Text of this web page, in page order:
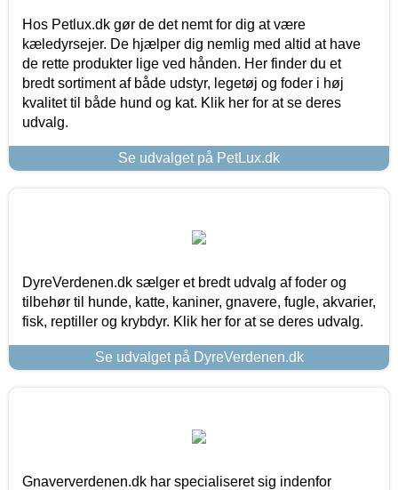
Hos Petlux.dk gør de det nemt for dig at være
kæledyrsejer. De hjælper dig nemlig med altid at have
de rette produkter lige ved hånden. Her finder du et
bredt sortiment af både udstyr, legetøj og foder i høj
kvalitet til både hund og kat. Klik her for at se deres
udvalg.
Se udvalget på PetLux.dk
DyreVerdenen.dk sælger et bredt udvalg af foder og
tilbehør til hunde, katte, kaniner, gnavere, fugle, akvarier,
fisk, reptiller og krybdyr. Klik her for at se deres udvalg.
Se udvalget på DyreVerdenen.dk
Gnaververdenen.dk har specialiseret sig indenfor